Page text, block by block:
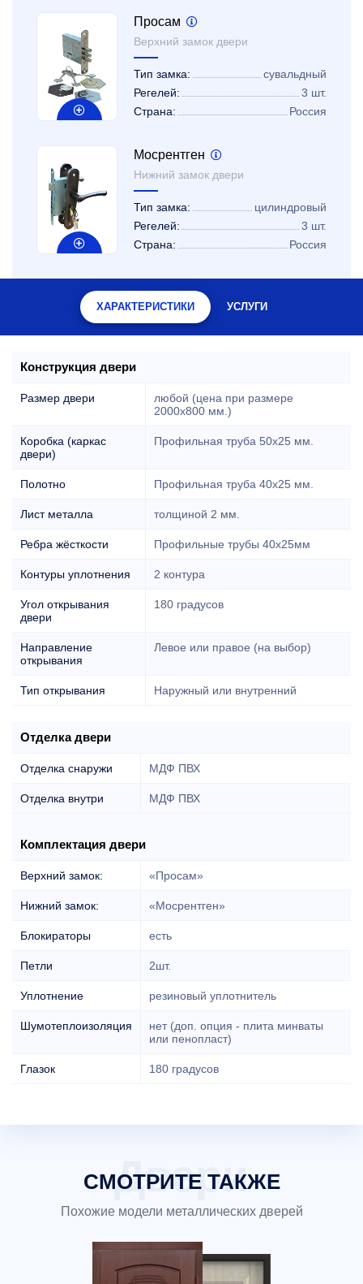
Просам
Верхний замок двери
Тип замка:
сувальдный
Регелей:
3 шт.
Страна:
Россия
Мосрентген
Нижний замок двери
Тип замка:
цилиндровый
Регелей:
3 шт.
Страна:
Россия
ХАРАКТЕРИСТИКИ УСЛУГИ
Конструкция двери
Размер двери
любой (цена при размере
2000x800 мм.)
Коробка (каркас
двери)
Профильная труба 50х25 мм.
Полотно Профильная труба 40х25 мм.
Лист металла толщиной 2 мм.
Ребра жёсткости Профильные трубы 40х25мм
Контуры уплотнения 2 контура
Угол открывания
двери
180 градусов
Направление
открывания
Левое или правое (на выбор)
Тип открывания Наружный или внутренний
Отделка двери
Отделка снаружи МДФ ПВХ
Отделка внутри МДФ ПВХ
Комплектация двери
Верхний замок: «Просам»
Нижний замок: «Мосрентген»
Блокираторы есть
Петли 2шт.
Уплотнение резиновый уплотнитель
Шумотеплоизоляция
нет (доп. опция - плита минваты
или пенопласт)
Глазок 180 градусов
СМОТРИТЕ ТАКЖЕ
Похожие модели металлических дверей